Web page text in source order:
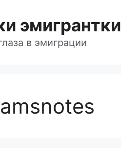
эмигрантки
в эмиграции